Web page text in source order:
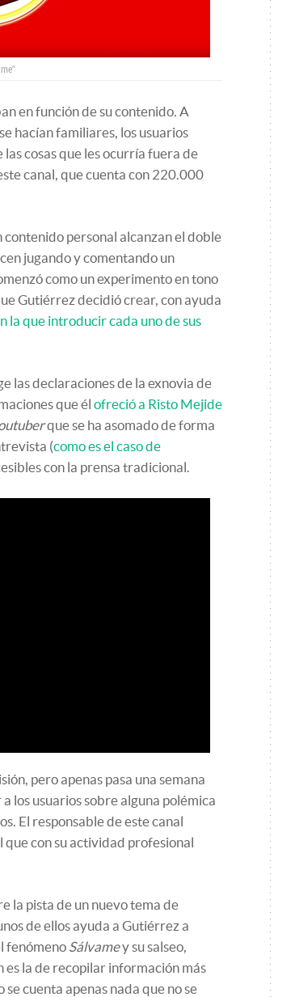
en función de su contenido. A
hacían familiares, los usuarios
cosas que les ocurría fuera de
canal, que cuenta con 220.000
contenido personal alcanzan el doble
jugando y comentando un
como un experimento en tono
Gutiérrez decidió crear, con ayuda
la que introducir cada uno de sus
las declaraciones de la exnovia de
que él ofreció a Risto Mejide
que se ha asomado de forma
(como es el caso de
con la prensa tradicional.
pero apenas pasa una semana
los usuarios sobre alguna polémica
El responsable de este canal
que con su actividad profesional
la pista de un nuevo tema de
de ellos ayuda a Gutiérrez a
fenómeno Sálvamey su salseo,
es la de recopilar información más
cuenta apenas nada que no se